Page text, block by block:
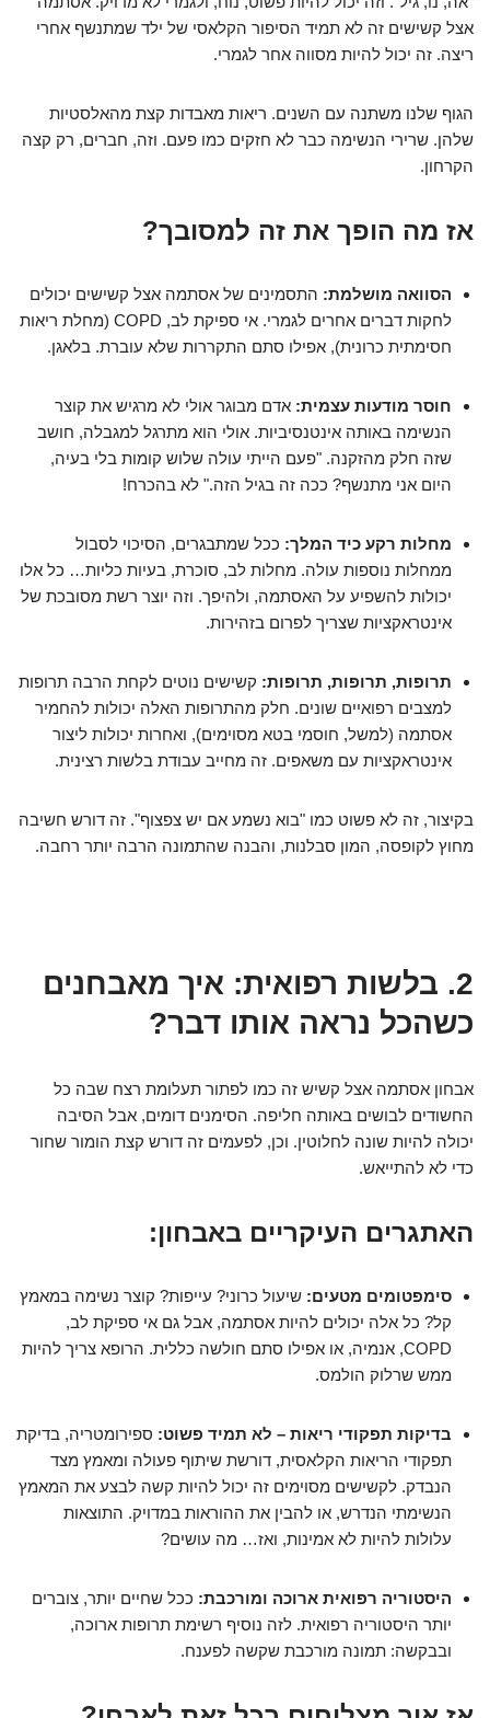
אצל קשישים זה לא תמיד הסיפור הקלאסי של ילד שמתנשף אחרי
ריצה. זה יכול להיות מסווה אחר לגמרי.
הגוף שלנו משתנה עם השנים. ריאות מאבדות קצת מהאלסטיות
שלהן. שרירי הנשימה כבר לא חזקים כמו פעם. וזה, חברים, רק קצה
הקרחון.
אז מה הופך את זה למסובך?
הסוואה מושלמת: התסמינים של אסתמה אצל קשישים יכולים
לחקות דברים אחרים לגמרי. אי ספיקת לב, COPD (מחלת ריאות
חסימתית כרונית), אפילו סתם התקררות שלא עוברת. בלאגן.
חוסר מודעות עצמית: אדם מבוגר אולי לא מרגיש את קוצר
הנשימה באותה אינטנסיביות. אולי הוא מתרגל למגבלה, חושב
שזה חלק מהזקנה. "פעם הייתי עולה שלוש קומות בלי בעיה,
היום אני מתנשף? ככה זה בגיל הזה." לא בהכרח!
מחלות רקע כיד המלך: ככל שמתבגרים, הסיכוי לסבול
ממחלות נוספות עולה. מחלות לב, סוכרת, בעיות כליות… כל אלו
יכולות להשפיע על האסתמה, ולהיפך. וזה יוצר רשת מסובכת של
אינטראקציות שצריך לפרום בזהירות.
תרופות, תרופות, תרופות: קשישים נוטים לקחת הרבה תרופות
למצבים רפואיים שונים. חלק מהתרופות האלה יכולות להחמיר
אסתמה (למשל, חוסמי בטא מסוימים), ואחרות יכולות ליצור
אינטראקציות עם משאפים. זה מחייב עבודת בלשות רצינית.
בקיצור, זה לא פשוט כמו "בוא נשמע אם יש צפצוף". זה דורש חשיבה
מחוץ לקופסה, המון סבלנות, והבנה שהתמונה הרבה יותר רחבה.
2. בלשות רפואית: איך מאבחנים
כשהכל נראה אותו דבר?
אבחון אסתמה אצל קשיש זה כמו לפתור תעלומת רצח שבה כל
החשודים לבושים באותה חליפה. הסימנים דומים, אבל הסיבה
יכולה להיות שונה לחלוטין. וכן, לפעמים זה דורש קצת הומור שחור
כדי לא להתייאש.
האתגרים העיקריים באבחון:
סימפטומים מטעים: שיעול כרוני? עייפות? קוצר נשימה במאמץ
קל? כל אלה יכולים להיות אסתמה, אבל גם אי ספיקת לב,
COPD, אנמיה, או אפילו סתם חולשה כללית. הרופא צריך להיות
ממש שרלוק הולמס.
בדיקות תפקודי ריאות – לא תמיד פשוט: ספירומטריה, בדיקת
תפקודי הריאות הקלאסית, דורשת שיתוף פעולה ומאמץ מצד
הנבדק. לקשישים מסוימים זה יכול להיות קשה לבצע את המאמץ
הנשימתי הנדרש, או להבין את ההוראות במדויק. התוצאות
עלולות להיות לא אמינות, ואז… מה עושים?
היסטוריה רפואית ארוכה ומורכבת: ככל שחיים יותר, צוברים
יותר היסטוריה רפואית. לזה נוסיף רשימת תרופות ארוכה,
ובבקשה: תמונה מורכבת שקשה לפענח.